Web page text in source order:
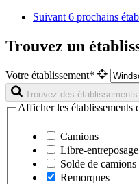
Suivant 6 prochains
Trouvez un
Votre établissement*
Trouvez des établissements
Afficher les établissements
Camions
Libre-entreposage
Solde de
Remorques